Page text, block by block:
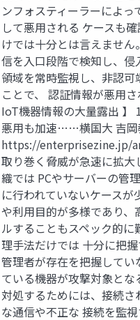
ンフォスティーラーによ
して悪用される ケースも
けでは十分とは言えませ
信を入口段階で検知し、
領域を常時監視し、非認
ことで、 認証情報が悪用
IoT機器情報の大量露出 】
悪用も加速……横国大 吉岡
https://enterprisezine.jp/
取り巻く脅威が急速に拡
織では PCやサーバーの管
に行われていないケース
や利用目的が多様であり
ルすることもスペック的
理手法だけでは 十分に把
管理者が存在を把握して
ている機器が攻撃対象と
対処するためには、接続
な通信や不正な 接続を監